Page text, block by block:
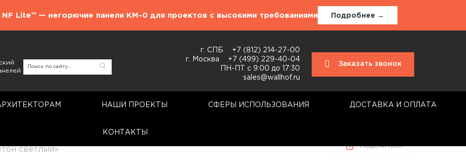
Lite™ — негорючие панели КМ-0 для проектов с высокими требованиями Подробнее →
г. СПБ
+7 (812) 214-27-00
г. Москва
+7 (499) 229-40-04
ПН-ПТ с 9:00 до 17:30
sales@wallhof.ru
Заказать звонок
НАШИ ПРОЕКТЫ СФЕРЫ ИСПОЛЬЗОВАНИЯ ДОСТАВКА И ОПЛАТА
КОНТАКТЫ
светлый»
Поделиться